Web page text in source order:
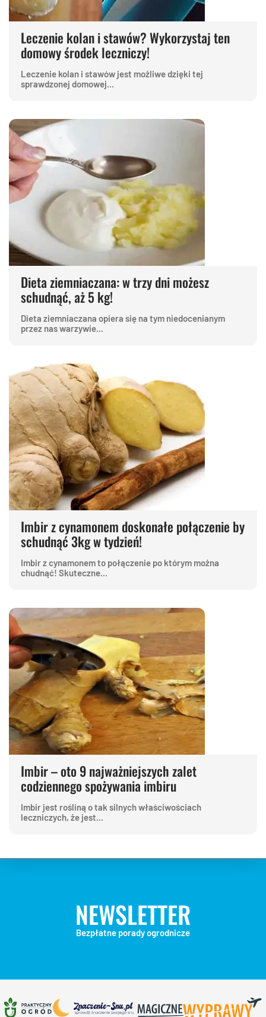
Leczenie kolan i stawów? Wykorzystaj ten
domowy środek leczniczy!
Leczenie kolan i stawów jest możliwe dzięki tej
sprawdzonej domowej...
Dieta ziemniaczana: w trzy dni możesz
schudnąć, aż 5 kg!
Dieta ziemniaczana opiera się na tym niedocenianym
przez nas warzywie...
Imbir z cynamonem doskonałe połączenie by
schudnąć 3kg w tydzień!
Imbir z cynamonem to połączenie po którym można
chudnąć! Skuteczne...
Imbir – oto 9 najważniejszych zalet
codziennego spożywania imbiru
Imbir jest rośliną o tak silnych właściwościach
leczniczych, że jest...
NEWSLETTER
Bezpłatne porady ogrodnicze